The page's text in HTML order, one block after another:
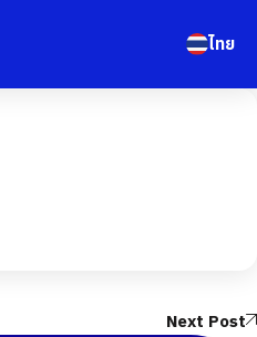
ไทย
Next Post